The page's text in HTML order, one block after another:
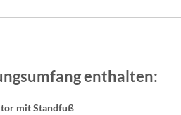
enthalten:
mit Standfuß